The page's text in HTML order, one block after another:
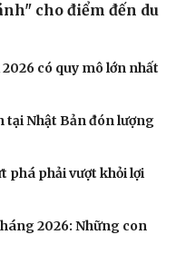
trí
Việt
cho điểm đến du
có quy mô lớn nhất
tại Nhật Bản đón lượng
phá phải vượt khỏi lợi
2026: Những con